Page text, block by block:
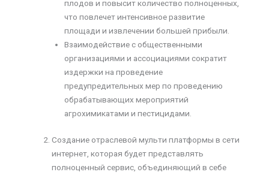
плодов и повысит количество полноценных,
что повлечет интенсивное развитие
площади и извлечении большей прибыли.
Взаимодействие с общественными
организациями и ассоциациями сократит
издержки на проведение
предупредительных мер по проведению
обрабатывающих мероприятий
агрохимикатами и пестицидами.
Создание отраслевой мульти платформы в сети
интернет, которая будет представлять
полноценный сервис, объединяющий в себе